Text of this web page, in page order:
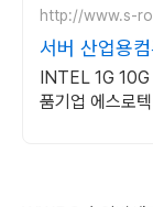
http://www.s-
서버 산업용
AI네트워킹
INTEL 1G
품기업 에스로